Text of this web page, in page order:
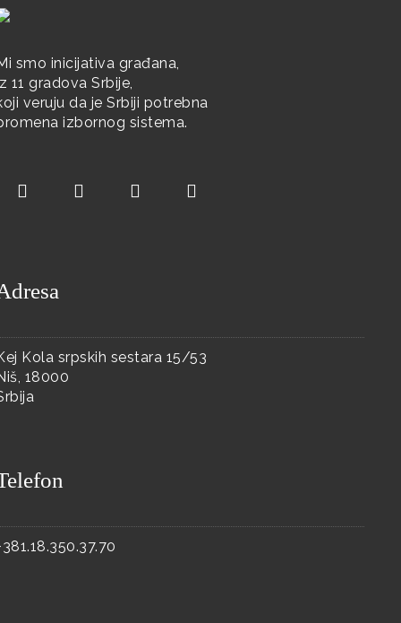
smo inicijativa građana,
11 gradova Srbije,
veruju da je Srbiji potrebna
izbornog sistema.
Kola srpskih sestara 15/53
18000